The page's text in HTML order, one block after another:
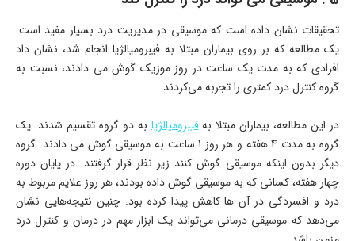
تحقیقات نشان داده است که موسیقی در مدیریت درد بسیار مفید است.
یک مطالعه که بر روی بیماران مبتلا به فیبرومیالژیا انجام شد، نشان داد
افرادی که به مدت یک ساعت در روز موزیک گوش می دادند، نسبت به
گروه کنترل درد کمتری را تجربه می‌کردند.
در این مطالعه، بیماران مبتلا بهفیبرومیالژیابه دو گروه تقسیم شدند. یک
گروه به مدت 4 هفته و هر روز 1 ساعت به موسیقی گوش می دادند. گروه
دیگر بدون اینکه موسیقی گوش کنند زیر نظر قرار گرفتند. در پایان دوره
چهار هفته، کسانی که به موسیقی گوش داده بودند، هر روز علایم مربوط به
درد و افسردگی در آن ها کاهش پیدا کرده بود. چنین نتیجه‌هایی نشان
می‌دهد که موسیقی درمانی می‌تواند یک ابزار مهم در درمان و کنترل درد